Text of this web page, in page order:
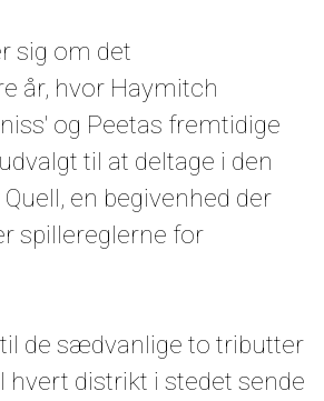
sig om det
år, hvor Haymitch
og Peetas fremtidige
til at deltage i den
en begivenhed der
spillereglerne for
de sædvanlige to tributter
hvert distrikt i stedet sende